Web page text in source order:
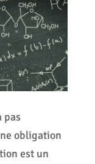
pas
obligation
est un